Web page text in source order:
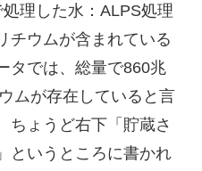
理した水：ALPS処理
チウムが含まれている
タでは、総量で860兆
ムが存在していると言
ちょうど右下「貯蔵さ
というところに書かれ